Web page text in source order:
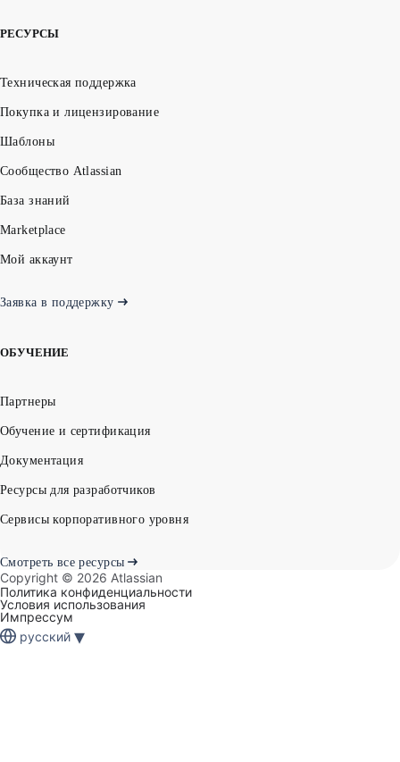
РЕСУРСЫ
Техническая поддержка
Покупка и лицензирование
Шаблоны
Сообщество Atlassian
База знаний
Marketplace
Мой аккаунт
Заявка в поддержку
ОБУЧЕНИЕ
Партнеры
Обучение и сертификация
Документация
Ресурсы для разработчиков
Сервисы корпоративного уровня
Смотреть все ресурсы
Copyright © 2026 Atlassian
Политика конфиденциальности
Условия использования
Импрессум
русский ▾